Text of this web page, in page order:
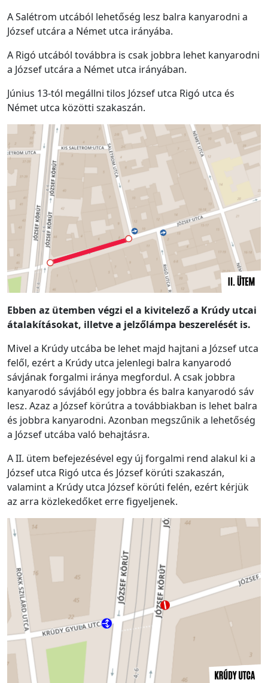
A Salétrom utcából lehetőség lesz balra kanyarodni a
József utcára a Német utca irányába.
A Rigó utcából továbbra is csak jobbra lehet kanyarodni
a József utcára a Német utca irányában.
Június 13-tól megállni tilos József utca Rigó utca és
Német utca közötti szakaszán.
Ebben az ütemben végzi el a kivitelező a Krúdy utcai
átalakításokat, illetve a jelzőlámpa beszerelését is.
Mivel a Krúdy utcába be lehet majd hajtani a József utca
felől, ezért a Krúdy utca jelenlegi balra kanyarodó
sávjának forgalmi iránya megfordul. A csak jobbra
kanyarodó sávjából egy jobbra és balra kanyarodó sáv
lesz. Azaz a József körútra a továbbiakban is lehet balra
és jobbra kanyarodni. Azonban megszűnik a lehetőség
a József utcába való behajtásra.
A II. ütem befejezésével egy új forgalmi rend alakul ki a
József utca Rigó utca és József körúti szakaszán,
valamint a Krúdy utca József körúti felén, ezért kérjük
az arra közlekedőket erre figyeljenek.